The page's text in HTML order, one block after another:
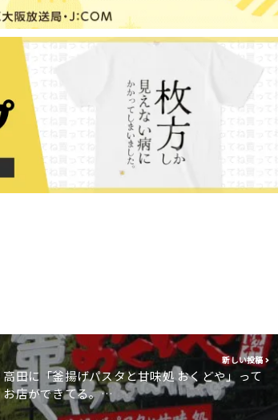
新しい投稿
高田に「釜揚げパスタと甘味処 おくどや」って
お店ができてる。…